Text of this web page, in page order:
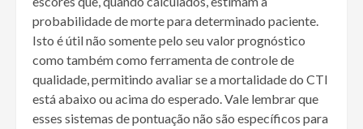
probabilidade de morte para determinado paciente.
Isto é útil não somente pelo seu valor prognóstico
como também como ferramenta de controle de
qualidade, permitindo avaliar se a mortalidade do CTI
está abaixo ou acima do esperado. Vale lembrar que
esses sistemas de pontuação não são específicos para